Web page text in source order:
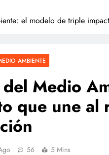
el modelo de triple
AMBIENTE
Medio
que une al
56 5 Mins